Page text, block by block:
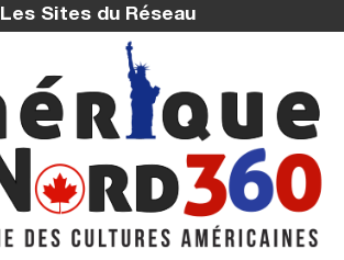
Les Sites du Réseau